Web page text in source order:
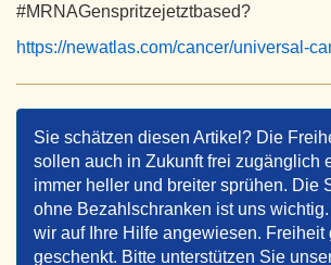
#MRNAGenspritzejetztbased?
https://newatlas.com/cancer/universal-
Sie schätzen diesen Artikel? Die
sollen auch in Zukunft frei zugänglich
immer heller und breiter sprühen. Die
ohne Bezahlschranken ist uns
wir auf Ihre Hilfe angewiesen. Freiheit
geschenkt. Bitte unterstützen Sie